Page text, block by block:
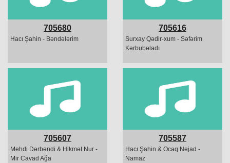
705680
Hacı Şahin - Bəndələrim
705616
Surxay Qədir-xum - Səfərim
Kərbubəladı
705607
Mehdi Dərbəndi & Hikmət Nur -
Mir Cavad Ağa
705587
Hacı Şahin & Ocaq Nejad -
Namaz